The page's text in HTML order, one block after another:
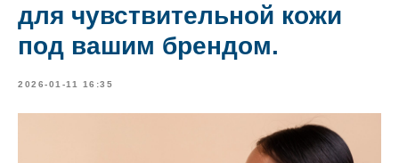
для чувствительной кожи
под вашим брендом.
2026-01-11 16:35